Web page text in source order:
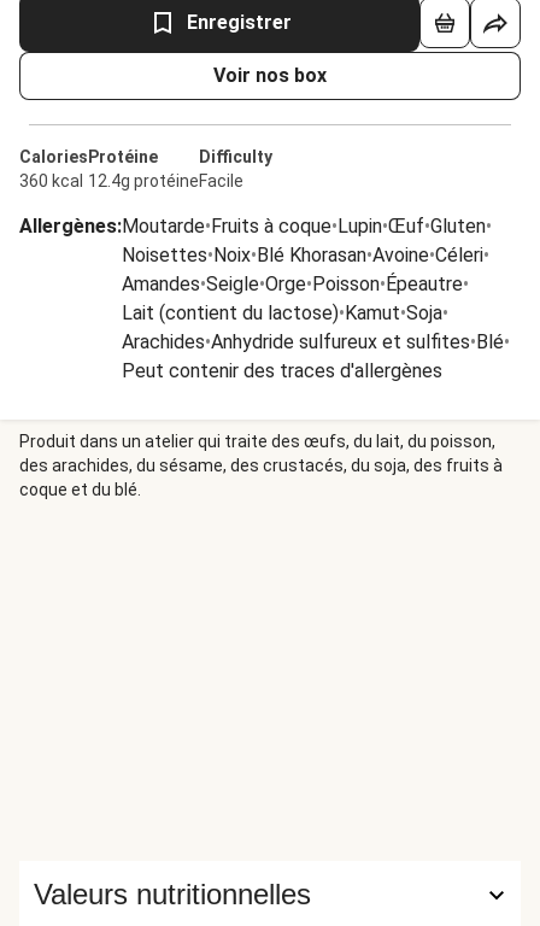
Enregistrer
Voir nos box
Calories
360 kcal
Protéine
12.4g protéine
Difficulty
Facile
Allergènes:Moutarde•Fruits à coque•Lupin•Œuf•Gluten•
Noisettes•Noix•Blé Khorasan•Avoine•Céleri•
Amandes•Seigle•Orge•Poisson•Épeautre•
Lait (contient du lactose)•Kamut•Soja•
Arachides•Anhydride sulfureux et sulfites•Blé•
Peut contenir des traces d'allergènes
Produit dans un atelier qui traite des œufs, du lait, du poisson,
des arachides, du sésame, des crustacés, du soja, des fruits à
coque et du blé.
Valeurs nutritionnelles